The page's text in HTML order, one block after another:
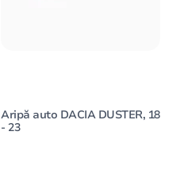
Aripă auto DACIA DUSTER, 18
- 23